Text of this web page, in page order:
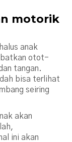
motorik
anak
otot-
tangan.
bisa terlihat
seiring
akan
ini akan